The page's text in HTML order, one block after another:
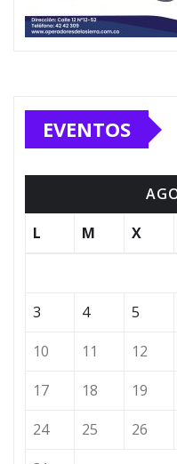
EVENTOS
L
M X
3
4 5
10
11 12
17
18 19
24
25 26